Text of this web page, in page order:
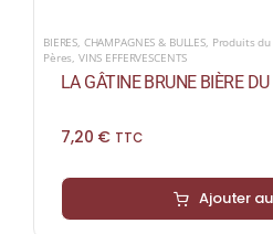
BIERES, CHAMPAGNES & BULLES, Produits
Pères, VINS EFFERVESCENTS
LA GÂTINE BRUNE BIÈRE
7,20 € TTC
Ajouter